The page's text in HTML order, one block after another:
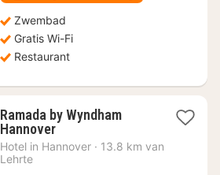
Zwembad
Gratis Wi-Fi
Restaurant
Ramada by Wyndham
Hannover3
nachten
Hotel in Hannover · 13.8 km van
Lehrte